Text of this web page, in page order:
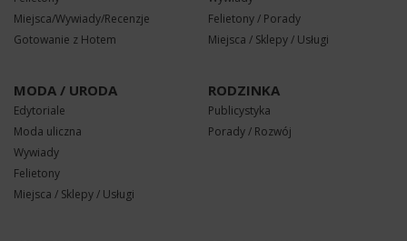
Miejsca/Wywiady/Recenzje
Gotowanie z Hotem
Felietony / Porady
Miejsca / Sklepy / Usługi
MODA / URODA
Edytoriale
Moda uliczna
Wywiady
Felietony
Miejsca / Sklepy / Usługi
RODZINKA
Publicystyka
Porady / Rozwój